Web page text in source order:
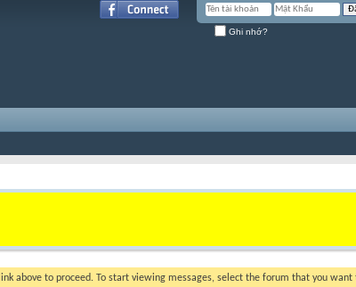
Ghi nhớ?
above to proceed. To start viewing messages, select the forum that you